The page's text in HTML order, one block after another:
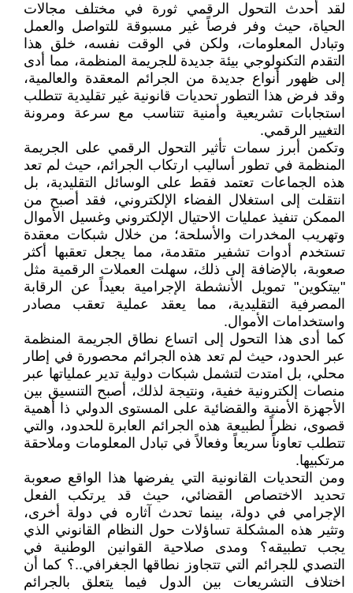
لقد أحدث التحول الرقمي ثورة في مختلف مجالات
الحياة، حيث وفر فرصاً غير مسبوقة للتواصل والعمل
وتبادل المعلومات، ولكن في الوقت نفسه، خلق هذا
التقدم التكنولوجي بيئة جديدة للجريمة المنظمة، مما أدى
إلى ظهور أنواع جديدة من الجرائم المعقدة والعالمية،
وقد فرض هذا التطور تحديات قانونية غير تقليدية تتطلب
استجابات تشريعية وأمنية تتناسب مع سرعة ومرونة
التغيير الرقمي.
وتكمن أبرز سمات تأثير التحول الرقمي على الجريمة
المنظمة في تطور أساليب ارتكاب الجرائم، حيث لم تعد
هذه الجماعات تعتمد فقط على الوسائل التقليدية، بل
انتقلت إلى استغلال الفضاء الإلكتروني، فقد أصبح من
الممكن تنفيذ عمليات الاحتيال الإلكتروني وغسيل الأموال
وتهريب المخدرات والأسلحة؛ من خلال شبكات معقدة
تستخدم أدوات تشفير متقدمة، مما يجعل تعقبها أكثر
صعوبة، بالإضافة إلى ذلك، سهلت العملات الرقمية مثل
"بيتكوين" تمويل الأنشطة الإجرامية بعيداً عن الرقابة
المصرفية التقليدية، مما يعقد عملية تعقب مصادر
واستخدامات الأموال.
كما أدى هذا التحول إلى اتساع نطاق الجريمة المنظمة
عبر الحدود، حيث لم تعد هذه الجرائم محصورة في إطار
محلي، بل امتدت لتشمل شبكات دولية تدير عملياتها عبر
منصات إلكترونية خفية، ونتيجة لذلك، أصبح التنسيق بين
الأجهزة الأمنية والقضائية على المستوى الدولي ذا أهمية
قصوى، نظراً لطبيعة هذه الجرائم العابرة للحدود، والتي
تتطلب تعاوناً سريعاً وفعالاً في تبادل المعلومات وملاحقة
مرتكبيها.
ومن التحديات القانونية التي يفرضها هذا الواقع صعوبة
تحديد الاختصاص القضائي، حيث قد يرتكب الفعل
الإجرامي في دولة، بينما تحدث آثاره في دولة أخرى،
وتثير هذه المشكلة تساؤلات حول النظام القانوني الذي
يجب تطبيقه؟ ومدى صلاحية القوانين الوطنية في
التصدي للجرائم التي تتجاوز نطاقها الجغرافي..؟ كما أن
اختلاف التشريعات بين الدول فيما يتعلق بالجرائم